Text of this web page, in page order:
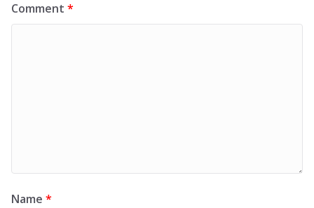
Comment *
Name *